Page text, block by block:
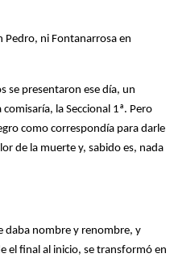
Pedro, ni Fontanarrosa en
se presentaron ese día, un
la Seccional 1ª. Pero
como correspondía para darle
de la muerte y, sabido es, nada
daba nombre y renombre, y
el final al inicio, se transformó en